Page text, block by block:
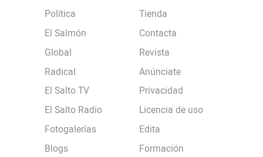
Política
El Salmón
Global
Radical
El Salto TV
El Salto Radio
Fotogalerías
Blogs
Tienda
Contacta
Revista
Anúnciate
Privacidad
Licencia de uso
Edita
Formación